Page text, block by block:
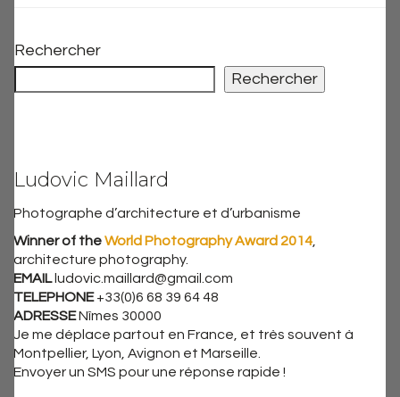
Rechercher
Rechercher
Ludovic Maillard
Photographe d’architecture et d’urbanisme
Winner of theWorld Photography Award 2014
architecture photography.
EMAILludovic.maillard@gmail.com
TELEPHONE+33(0)6 68 39 64 48
ADRESSENîmes 30000
Je me déplace partout en France, et très souvent à
Montpellier, Lyon, Avignon et Marseille.
Envoyer un SMS pour une réponse rapide !